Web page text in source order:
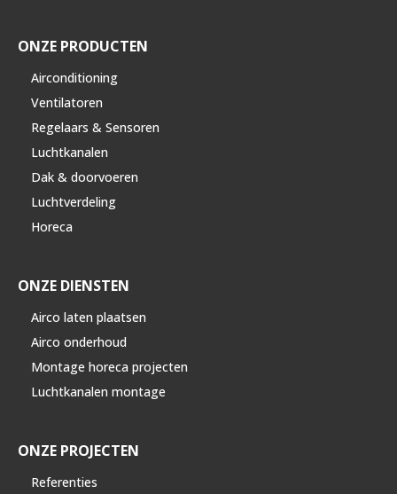
ONZE PRODUCTEN
Airconditioning
Ventilatoren
Regelaars & Sensoren
Luchtkanalen
Dak & doorvoeren
Luchtverdeling
Horeca
ONZE DIENSTEN
Airco laten plaatsen
Airco onderhoud
Montage horeca projecten
Luchtkanalen montage
ONZE PROJECTEN
Referenties